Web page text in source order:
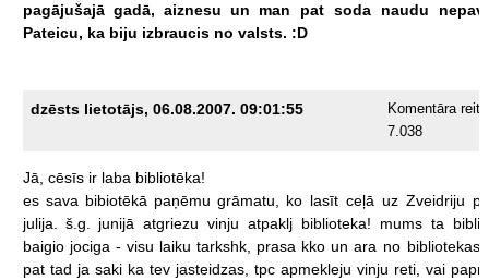
pagājušajā gadā, aiznesu un man pat soda naudu
Pateicu, ka biju izbraucis no valsts. :D
dzēsts lietotājs, 06.08.2007. 09:01:55
Komentāra
7.038
Jā, cēsīs ir laba bibliotēka!
es sava bibiotēkā paņēmu grāmatu, ko lasīt ceļā uz Zveidriju
julija.
š.g. junijā atgriezu vinju atpaklj biblioteka! mums ta
baigio jociga - visu laiku tarkshk, prasa kko un ara no bibliotekas
pat tad ja saki ka tev jasteidzas, tpc apmekleju vinju reti, vai